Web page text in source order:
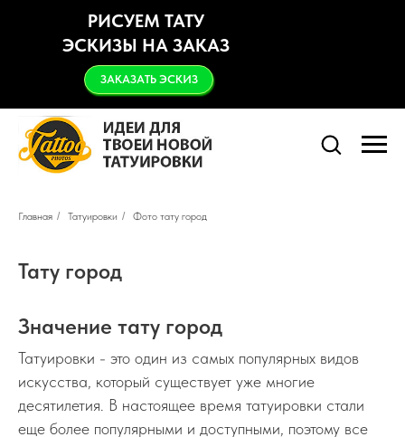
РИСУЕМ ТАТУ
ЭСКИЗЫ НА ЗАКАЗ
ЗАКАЗАТЬ ЭСКИЗ
Главная / Татуировки / Фото тату город
Тату город
Значение тату город
Татуировки - это один из самых популярных видов
искусства, который существует уже многие
десятилетия. В настоящее время татуировки стали
еще более популярными и доступными, поэтому все